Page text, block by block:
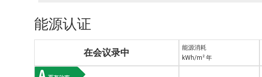
能源认证
在会议录中
能源消耗
kWh/m 2年